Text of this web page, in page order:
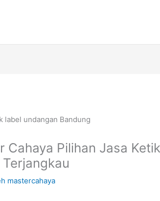
Cahaya Pilihan Jasa
mastercahaya